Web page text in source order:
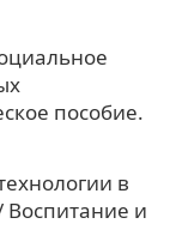
пособие.
в
и